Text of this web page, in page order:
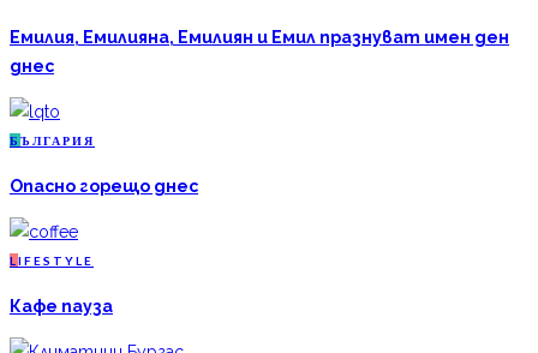
Емилия, Емилияна, Емилиян и Емил празнуват имен ден
днес
Б ЪЛГАРИЯ
Опасно горещо днес
L IFESTYLE
Кафе пауза